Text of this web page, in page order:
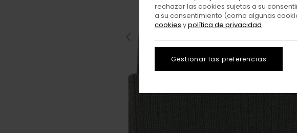
rechazar las cookies sujetas a su
a su consentimiento (como algunas
cookies ypolítica de privacidad
Gestionar las preferencias